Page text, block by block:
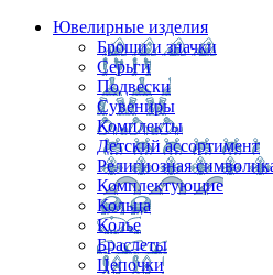
Ювелирные изделия
Броши и значки
Серьги
Подвески
Сувениры
Комплекты
Детский ассортимент
Религиозная
Комплектующие
Кольца
Колье
Браслеты
Цепочки